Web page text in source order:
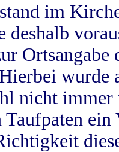
im
wurde
nicht